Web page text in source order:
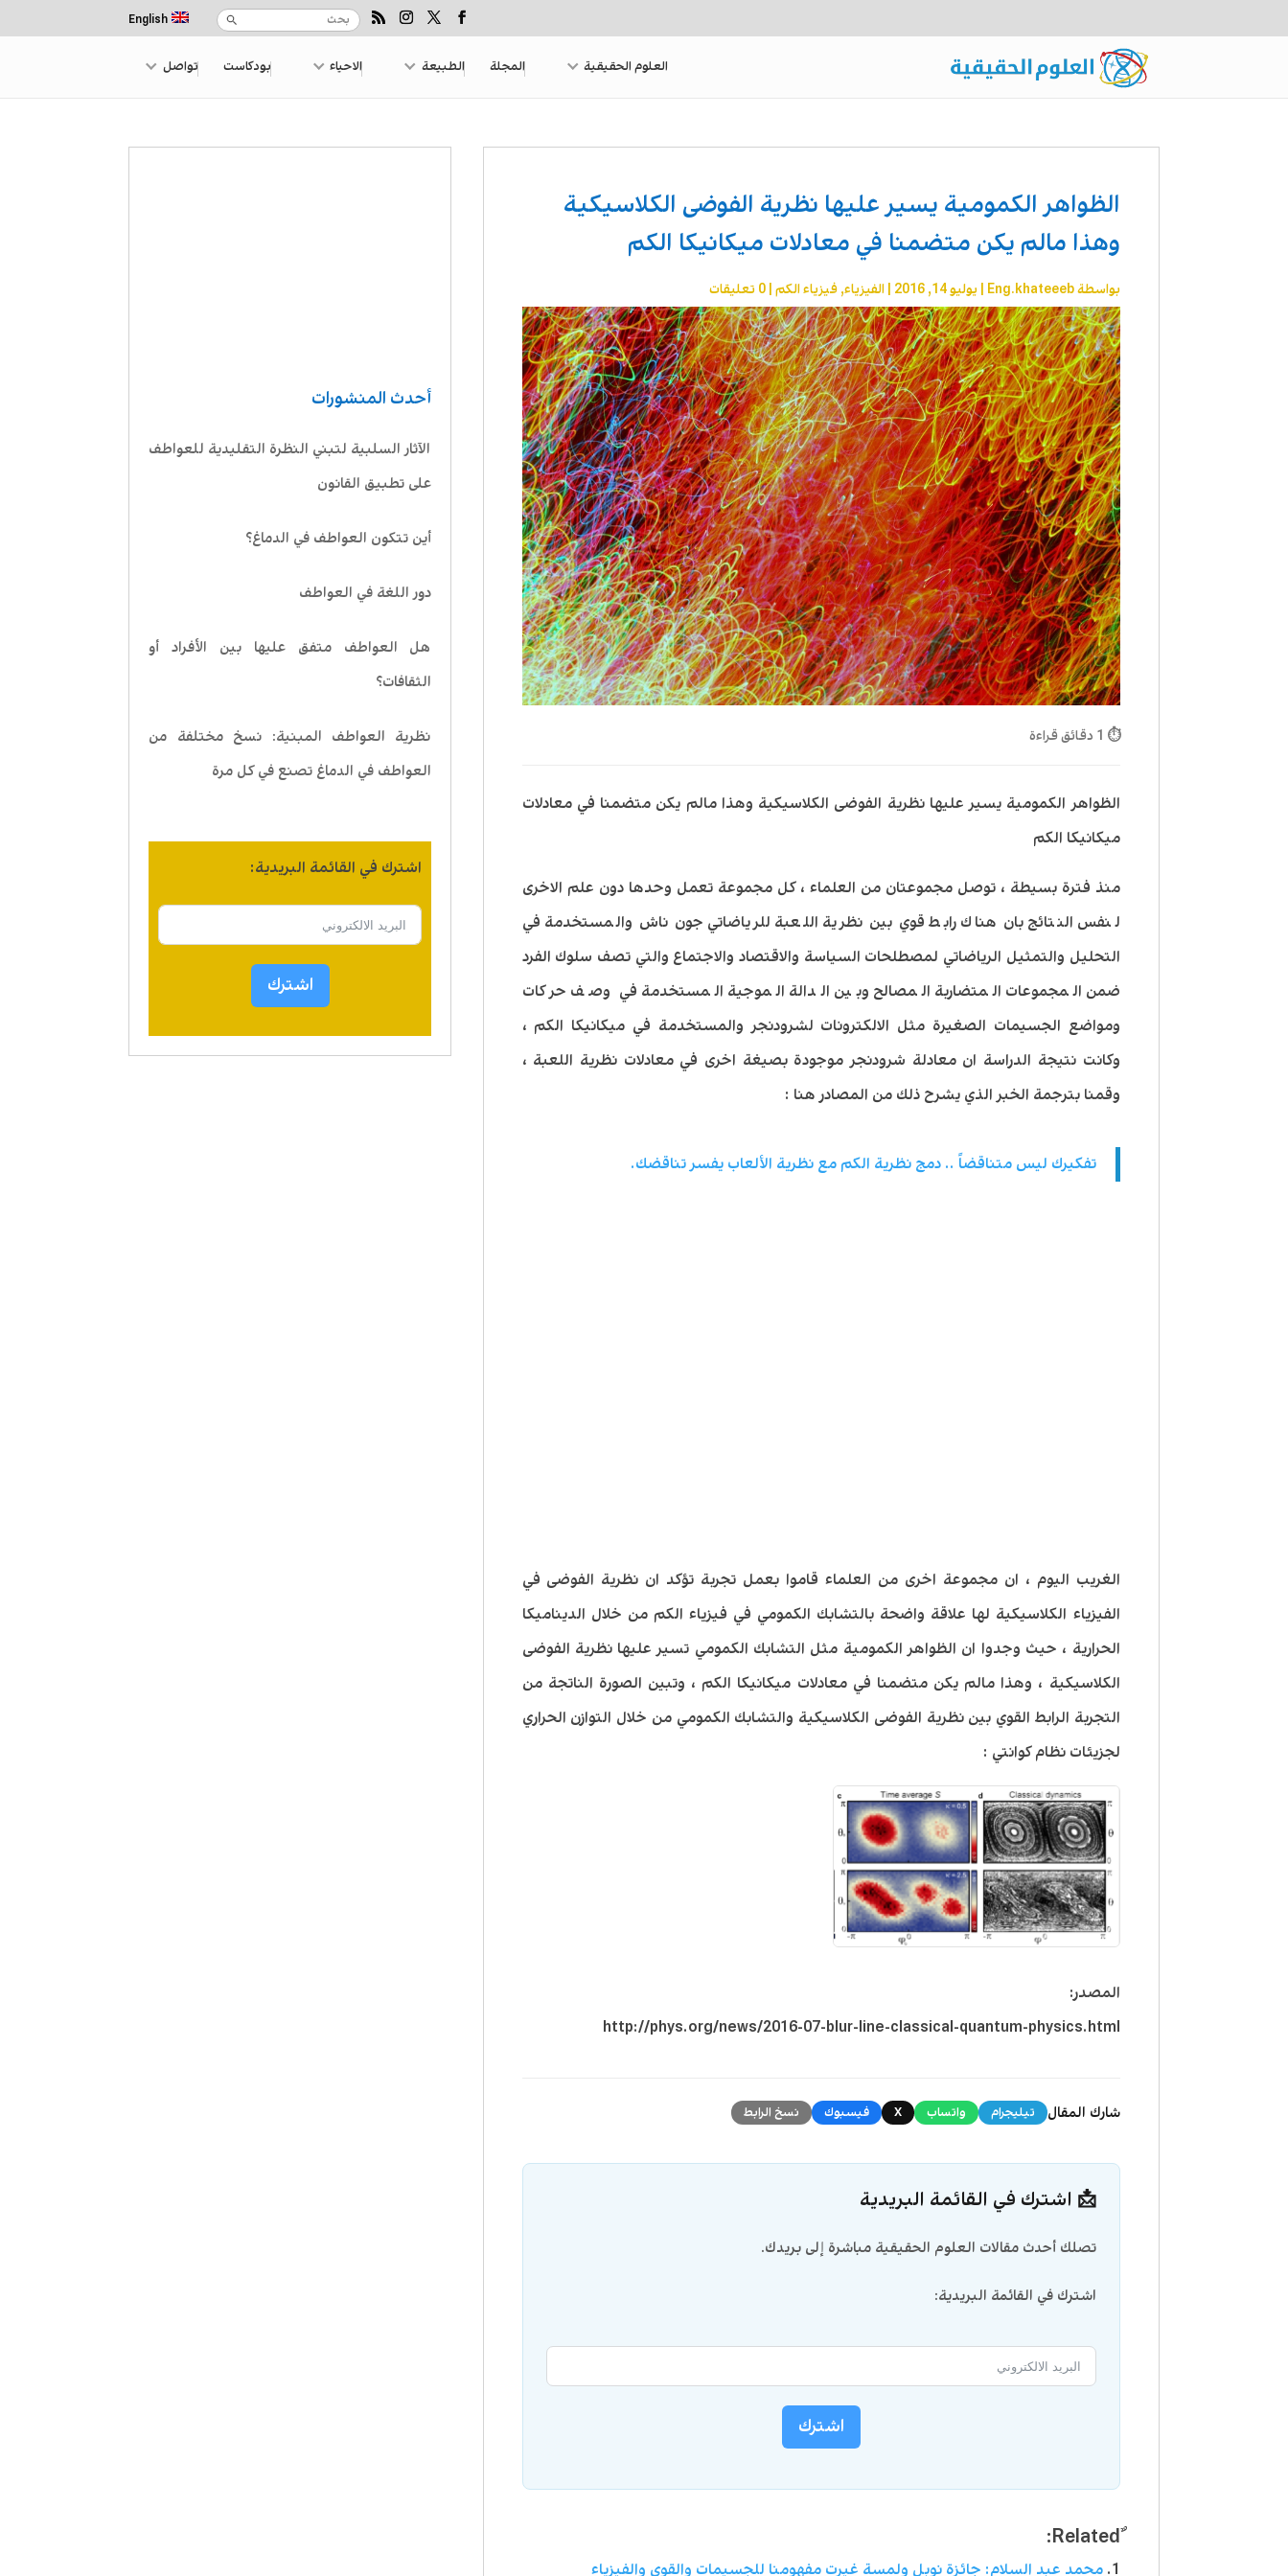
English
العلوم الحقيقية المجلة الطبيعة الاحياء بودكاست تواصل
أحدث المنشورات
الآثار السلبية لتبني النظرة التقليدية للعواطف
على تطبيق القانون
أين تتكون العواطف في الدماغ؟
دور اللغة في العواطف
هل العواطف متفق عليها بين الأفراد أو
الثقافات؟
نظرية العواطف المبنية: نسخ مختلفة من
العواطف في الدماغ تصنع في كل مرة
اشترك في القائمة البريدية:
اشترك
الظواهر الكمومية يسير عليها نظرية الفوضى الكلاسيكية
وهذا مالم يكن متضمنا في معادلات ميكانيكا الكم
بواسطةEng.khateeeb
|يوليو 14, 2016 |الفيزياء,فيزياء الكم |0 تعليقات
⏱ 1 دقائق قراءة
الظواهر الكمومية يسير عليها نظرية الفوضى الكلاسيكية وهذا مالم يكن متضمنا في معادلات
ميكانيكا الكم
منذ فترة بسيطة ، توصل مجموعتان من العلماء ، كل مجموعة تعمل وحدها دون علم الاخرى
لنفس النتائج بان هناك رابط قوي بين نظرية اللعبة للرياضاتي جون ناش والمستخدمة في
التحليل والتمثيل الرياضاتي لمصطلحات السياسة والاقتصاد والاجتماع والتي تصف سلوك الفرد
ضمن المجموعات المتضاربة المصالح وبين الدالة الموجية المستخدمة في وصف حركات
ومواضع الجسيمات الصغيرة مثل الالكترونات لشرودنجر والمستخدمة في ميكانيكا الكم ،
وكانت نتيجة الدراسة ان معادلة شرودنجر موجودة بصيغة اخرى في معادلات نظرية اللعبة ،
وقمنا بترجمة الخبر الذي يشرح ذلك من المصادر هنا :
تفكيرك ليس متناقضاً .. دمج نظرية الكم مع نظرية الألعاب يفسر تناقضك.
الغريب اليوم ، ان مجموعة اخرى من العلماء قاموا بعمل تجربة تؤكد ان نظرية الفوضى في
الفيزياء الكلاسيكية لها علاقة واضحة بالتشابك الكمومي في فيزياء الكم من خلال الديناميكا
الحرارية ، حيث وجدوا ان الظواهر الكمومية مثل التشابك الكمومي تسير عليها نظرية الفوضى
الكلاسيكية ، وهذا مالم يكن متضمنا في معادلات ميكانيكا الكم ، وتبين الصورة الناتجة من
التجربة الرابط القوي بين نظرية الفوضى الكلاسيكية والتشابك الكمومي من خلال التوازن الحراري
لجزيئات نظام كوانتي :
المصدر:
http://phys.org/news/2016-07-blur-line-classical-quantum-physics.html
شارك المقال تيليجرام واتساب X فيسبوك نسخ الرابط
📩 اشترك في القائمة البريدية
تصلك أحدث مقالات العلوم الحقيقية مباشرة إلى بريدك.
اشترك في القائمة البريدية:
اشترك
محمد عبد السلام: جائزة نوبل ولمسة غيرت مفهومنا للجسيمات والقوى والفيزياء